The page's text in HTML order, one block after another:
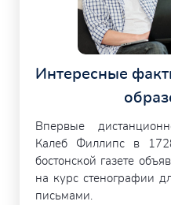
Интересные
Впервые
Калеб Филлипс в
бостонской газете
на курс стенографии
письмами.